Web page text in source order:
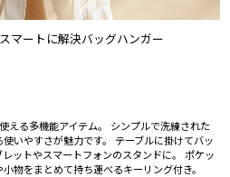
マートに解決バッグハンガー
える多機能アイテム。 シンプルで洗練された
いやすさが魅力です。 テーブルに掛けてバッ
ットやスマートフォンのスタンドに。 ポケッ
物をまとめて持ち運べるキーリング付き。